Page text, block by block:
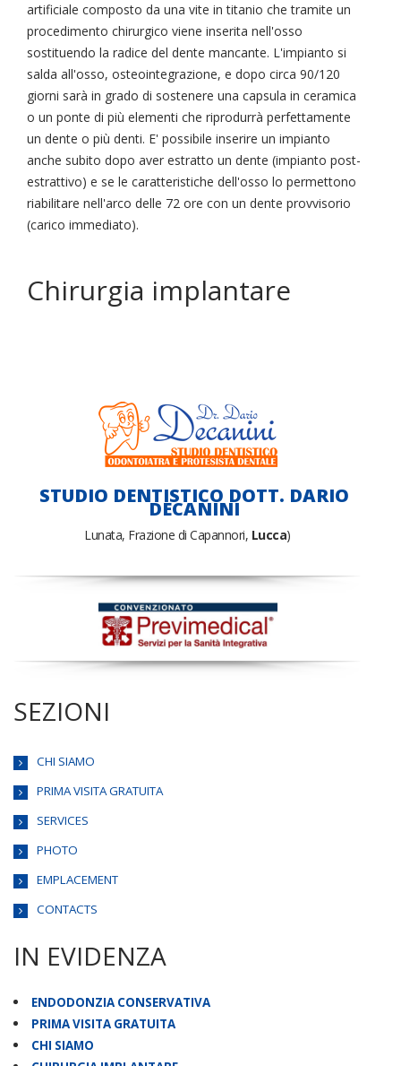
artificiale composto da una vite in titanio che tramite un
procedimento chirurgico viene inserita nell'osso
sostituendo la radice del dente mancante. L'impianto si
salda all'osso, osteointegrazione, e dopo circa 90/120
giorni sarà in grado di sostenere una capsula in ceramica
o un ponte di più elementi che riprodurrà perfettamente
un dente o più denti. E' possibile inserire un impianto
anche subito dopo aver estratto un dente (impianto post-
estrattivo) e se le caratteristiche dell'osso lo permettono
riabilitare nell'arco delle 72 ore con un dente provvisorio
(carico immediato).
Chirurgia implantare
STUDIO DENTISTICO DOTT. DARIO
DECANINI
Lunata, Frazione di Capannori, Lucca)
SEZIONI
CHI SIAMO
PRIMA VISITA GRATUITA
SERVICES
PHOTO
EMPLACEMENT
CONTACTS
IN EVIDENZA
ENDODONZIA CONSERVATIVA
PRIMA VISITA GRATUITA
CHI SIAMO